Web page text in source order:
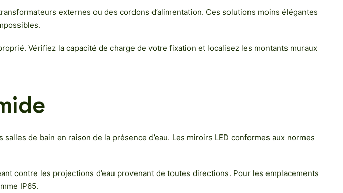
externes ou des cordons d’alimentation. Ces solutions moins élégantes
Vérifiez la capacité de charge de votre fixation et localisez les montants muraux
de bain en raison de la présence d’eau. Les miroirs LED conformes aux normes
contre les projections d’eau provenant de toutes directions. Pour les emplacements
IP65.